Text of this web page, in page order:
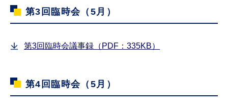
第3回臨時会（5月）
第3回臨時会議事録（PDF：335KB）
第4回臨時会（5月）